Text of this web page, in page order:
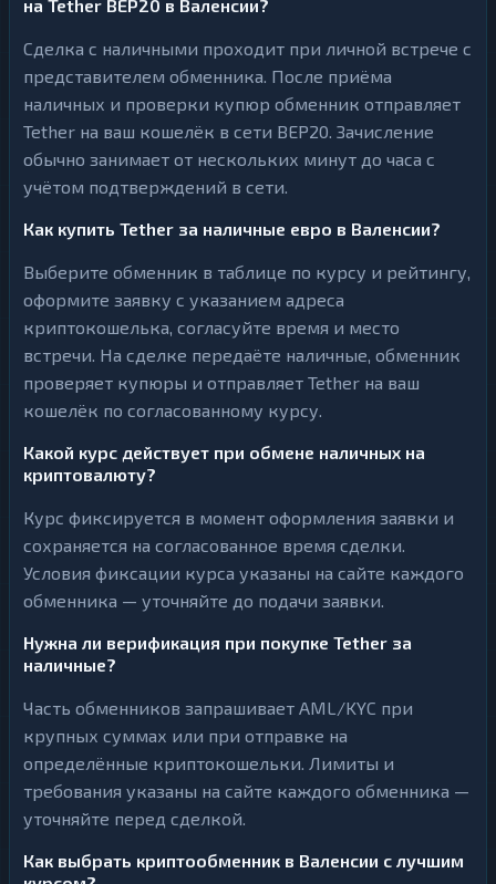
на Tether BEP20 в Валенсии?
Сделка с наличными проходит при личной встрече с
представителем обменника. После приёма
наличных и проверки купюр обменник отправляет
Tether на ваш кошелёк в сети BEP20. Зачисление
обычно занимает от нескольких минут до часа с
учётом подтверждений в сети.
Как купить Tether за наличные евро в Валенсии?
Выберите обменник в таблице по курсу и рейтингу,
оформите заявку с указанием адреса
криптокошелька, согласуйте время и место
встречи. На сделке передаёте наличные, обменник
проверяет купюры и отправляет Tether на ваш
кошелёк по согласованному курсу.
Какой курс действует при обмене наличных на
криптовалюту?
Курс фиксируется в момент оформления заявки и
сохраняется на согласованное время сделки.
Условия фиксации курса указаны на сайте каждого
обменника — уточняйте до подачи заявки.
Нужна ли верификация при покупке Tether за
наличные?
Часть обменников запрашивает AML/KYC при
крупных суммах или при отправке на
определённые криптокошельки. Лимиты и
требования указаны на сайте каждого обменника —
уточняйте перед сделкой.
Как выбрать криптообменник в Валенсии с лучшим